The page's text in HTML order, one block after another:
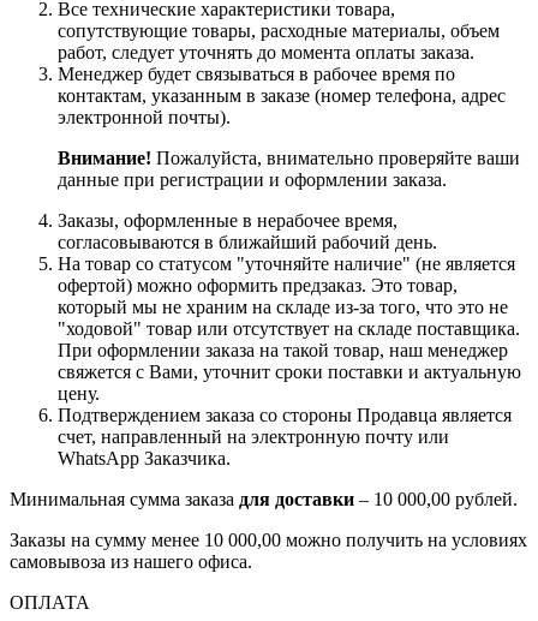
Все технические характеристики товара,
сопутствующие товары, расходные материалы, объем
работ, следует уточнять до момента оплаты заказа.
Менеджер будет связываться в рабочее время по
контактам, указанным в заказе (номер телефона, адрес
электронной почты).
Внимание! Пожалуйста, внимательно проверяйте ваши
данные при регистрации и оформлении заказа.
Заказы, оформленные в нерабочее время,
согласовываются в ближайший рабочий день.
На товар со статусом "уточняйте наличие" (не является
офертой) можно оформить предзаказ. Это товар,
который мы не храним на складе из-за того, что это не
"ходовой" товар или отсутствует на складе поставщика.
При оформлении заказа на такой товар, наш менеджер
свяжется с Вами, уточнит сроки поставки и актуальную
цену.
Подтверждением заказа со стороны Продавца является
счет, направленный на электронную почту или
WhatsApp Заказчика.
Минимальная сумма заказа для доставки – 10 000,00 рублей.
Заказы на сумму менее 10 000,00 можно получить на условиях
самовывоза из нашего офиса.
ОПЛАТА